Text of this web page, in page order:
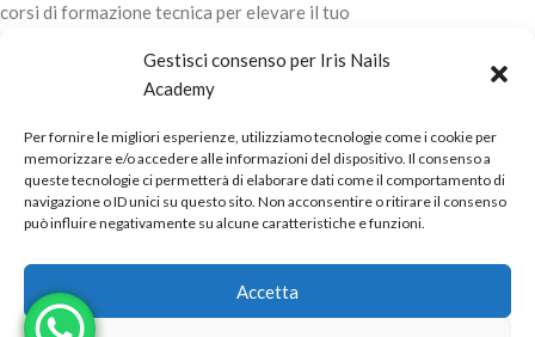
Gestisci consenso per Iris Nails
Academy
Per fornire le migliori esperienze, utilizziamo tecnologie come i cookie per
memorizzare e/o accedere alle informazioni del dispositivo. Il consenso a
queste tecnologie ci permetterà di elaborare dati come il comportamento di
navigazione o ID unici su questo sito. Non acconsentire o ritirare il consenso
può influire negativamente su alcune caratteristiche e funzioni.
Accetta
corsi di formazione tecnica per elevare il tuo
LINK UTILI
ORARI NEGOZIO
Powered byReal.Pro.Webcopyright© 2026 in collaborazione con
Mac Sistemi